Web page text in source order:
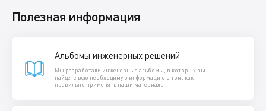
Полезная информация
Альбомы инженерных решений
Мы разработали инженерные альбомы, в которых вы
найдете всю необходимую информацию о том, как
правильно применять наши материалы.